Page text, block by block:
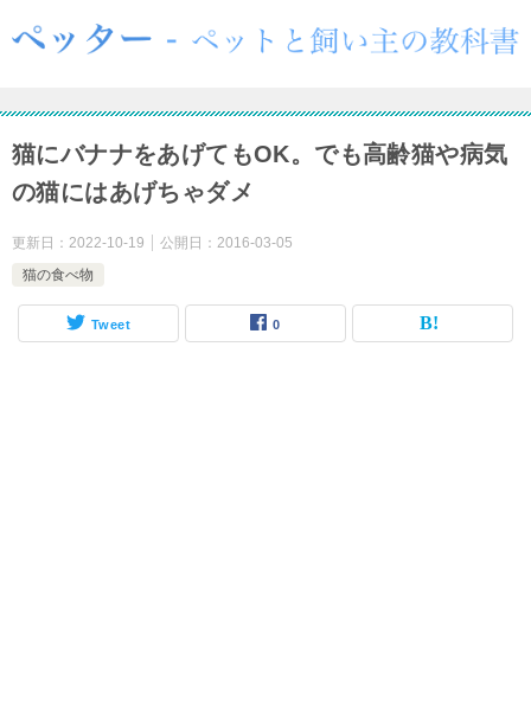
猫にバナナをあげてもOK。でも高齢猫や病気
の猫にはあげちゃダメ
更新日： 2022-10-19 公開日： 2016-03-05
猫の食べ物
Tweet 0